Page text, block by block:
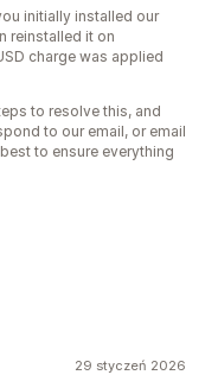
initially installed our
reinstalled it on
charge was applied
to resolve this, and
to our email, or email
to ensure everything
29 styczeń 2026